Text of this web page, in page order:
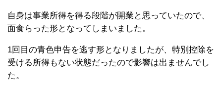
自身は事業所得を得る段階が開業と思っていたので、
面食らった形となってしまいました。
1回目の青色申告を逃す形となりましたが、特別控除を
受ける所得もない状態だったので影響は出ませんでし
た。